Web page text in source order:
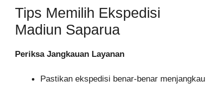
Tips Memilih Ekspedisi
Madiun Saparua
Periksa Jangkauan Layanan
Pastikan ekspedisi benar-benar menjangkau